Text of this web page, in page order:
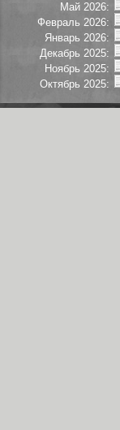
Май 2026:
Февраль 2026:
Январь 2026:
Декабрь 2025:
Ноябрь 2025:
Октябрь 2025: